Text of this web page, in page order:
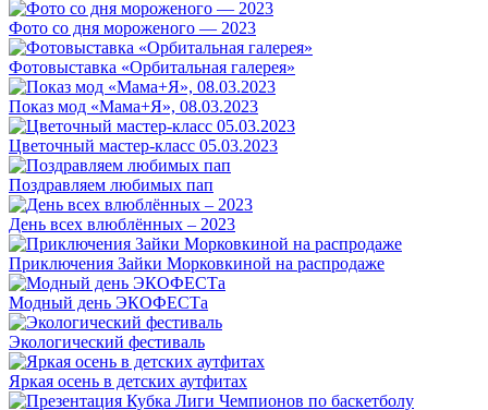
Фото со дня мороженого — 2023
Фотовыставка «Орбитальная галерея»
Показ мод «Мама+Я», 08.03.2023
Цветочный мастер-класс 05.03.2023
Поздравляем любимых пап
День всех влюблённых – 2023
Приключения Зайки Морковкиной на распродаже
Модный день ЭКОФЕСТа
Экологический фестиваль
Яркая осень в детских аутфитах